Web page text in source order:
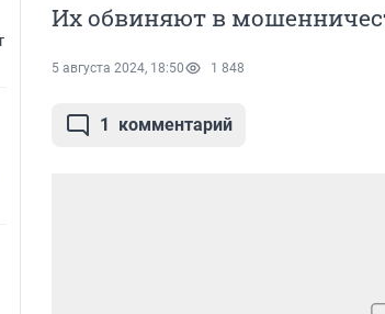
Их обвиняют в
5 августа 2024, 18:50 1 848
1 комментарий